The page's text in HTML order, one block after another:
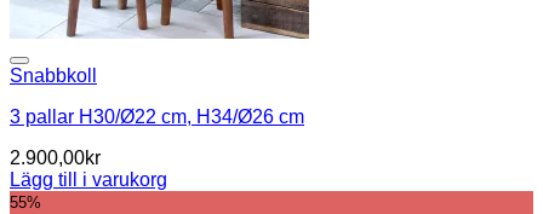
Snabbkoll
3 pallar H30/Ø22 cm, H34/Ø26 cm
2.900,00kr
Lägg till i varukorg
55%